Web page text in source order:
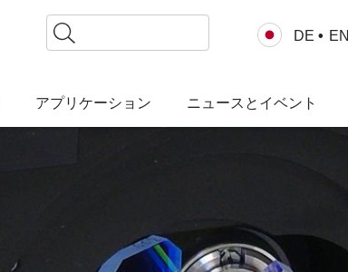
検
索
DE EN
アプリケーション ニュースとイベント